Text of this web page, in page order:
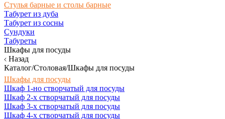
Стулья барные и столы барные
Табурет из дуба
Табурет из сосны
Сундуки
Табуреты
Шкафы для посуды
Назад
Каталог/Столовая/Шкафы для посуды
Шкафы для посуды
Шкаф 1-но створчатый для посуды
Шкаф 2-х створчатый для посуды
Шкаф 3-х створчатый для посуды
Шкаф 4-х створчатый для посуды